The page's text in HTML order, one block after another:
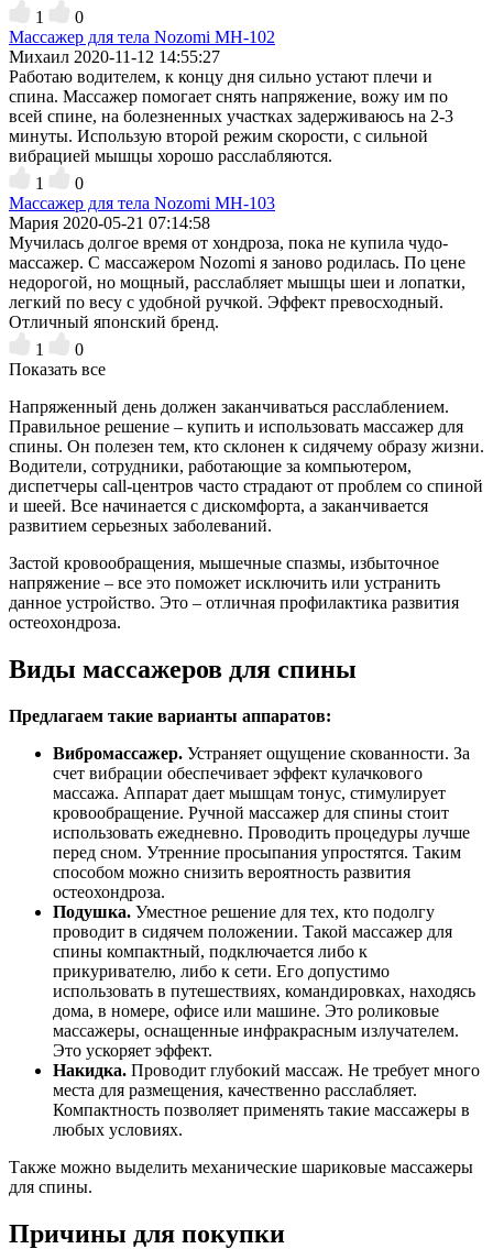
1
0
Массажер для тела Nozomi MH-102
Михаил 2020-11-12 14:55:27
Работаю водителем, к концу дня сильно устают плечи и
спина. Массажер помогает снять напряжение, вожу им по
всей спине, на болезненных участках задерживаюсь на 2-3
минуты. Использую второй режим скорости, с сильной
вибрацией мышцы хорошо расслабляются.
1
0
Массажер для тела Nozomi MH-103
Мария 2020-05-21 07:14:58
Мучилась долгое время от хондроза, пока не купила чудо-
массажер. С массажером Nozomi я заново родилась. По цене
недорогой, но мощный, расслабляет мышцы шеи и лопатки,
легкий по весу с удобной ручкой. Эффект превосходный.
Отличный японский бренд.
1
0
Показать все
Напряженный день должен заканчиваться расслаблением.
Правильное решение – купить и использовать массажер для
спины. Он полезен тем, кто склонен к сидячему образу жизни.
Водители, сотрудники, работающие за компьютером,
диспетчеры call-центров часто страдают от проблем со спиной
и шеей. Все начинается с дискомфорта, а заканчивается
развитием серьезных заболеваний.
Застой кровообращения, мышечные спазмы, избыточное
напряжение – все это поможет исключить или устранить
данное устройство. Это – отличная профилактика развития
остеохондроза.
Виды массажеров для спины
Предлагаем такие варианты аппаратов:
Вибромассажер. Устраняет ощущение скованности. За
счет вибрации обеспечивает эффект кулачкового
массажа. Аппарат дает мышцам тонус, стимулирует
кровообращение. Ручной массажер для спины стоит
использовать ежедневно. Проводить процедуры лучше
перед сном. Утренние просыпания упростятся. Таким
способом можно снизить вероятность развития
остеохондроза.
Подушка. Уместное решение для тех, кто подолгу
проводит в сидячем положении. Такой массажер для
спины компактный, подключается либо к
прикуривателю, либо к сети. Его допустимо
использовать в путешествиях, командировках, находясь
дома, в номере, офисе или машине. Это роликовые
массажеры, оснащенные инфракрасным излучателем.
Это ускоряет эффект.
Накидка. Проводит глубокий массаж. Не требует много
места для размещения, качественно расслабляет.
Компактность позволяет применять такие массажеры в
любых условиях.
Также можно выделить механические шариковые массажеры
для спины.
Причины для покупки